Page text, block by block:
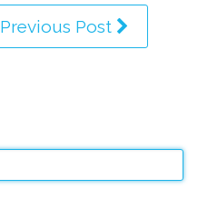
Previous Post